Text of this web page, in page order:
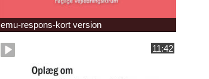
emu-respons-kort version
11:42